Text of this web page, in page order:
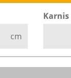
cm
Karnis